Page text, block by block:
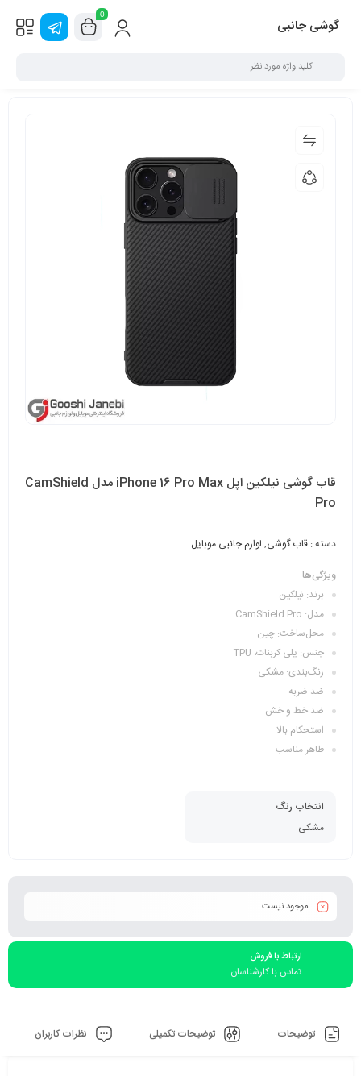
گوشی جانبی
0
قاب گوشی نیلکین اپل iPhone 16 Pro Max مدل CamShield
Pro
دسته : قاب گوشی, لوازم جانبی موبایل
ویژگی‌ها
برند: نیلکین
مدل: CamShield Pro
محل‌ساخت: چین
جنس: پلی کربنات، TPU
رنگ‌بندی: مشکی
ضد ضربه
ضد خط و خش
استحکام بالا
ظاهر مناسب
انتخاب رنگ
مشکی
موجود نیست
ارتباط با فروش
تماس با کارشناسان
توضیحات توضیحات تکمیلی نظرات کاربران